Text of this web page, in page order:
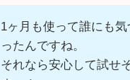
1ヶ月も使って誰にも
ったんですね。
それなら安心して試せ